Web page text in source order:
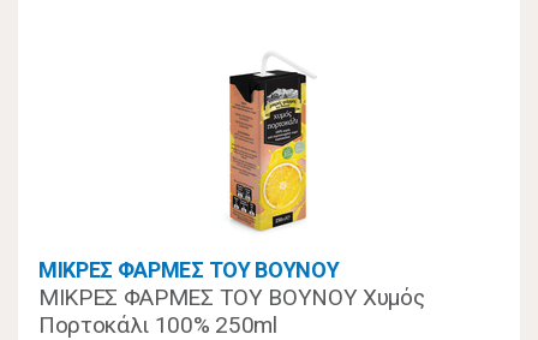
ΜΙΚΡΕΣ ΦΑΡΜΕΣ ΤΟΥ ΒΟΥΝΟΥ
ΜΙΚΡΕΣ ΦΑΡΜΕΣ ΤΟΥ ΒΟΥΝΟΥ Χυμός
Πορτοκάλι 100% 250ml